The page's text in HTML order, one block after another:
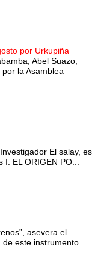
por Urkupiña
Abel Suazo,
la Asamblea
El salay, es
I. EL ORIGEN PO...
asevera el
de este instrumento